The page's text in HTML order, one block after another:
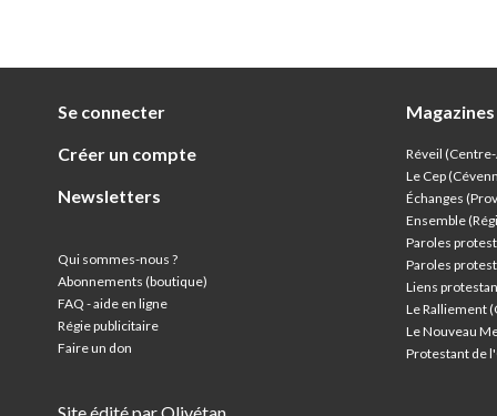
Se connecter
Créer un compte
Newsletters
Qui sommes-nous ?
Abonnements (boutique)
FAQ - aide en ligne
Régie publicitaire
Faire un don
Magazines
Réveil
Le Cep
Échanges
Ensemble
Paroles
Paroles
Liens
Le Ralliement
Le Nouveau
Protestant de